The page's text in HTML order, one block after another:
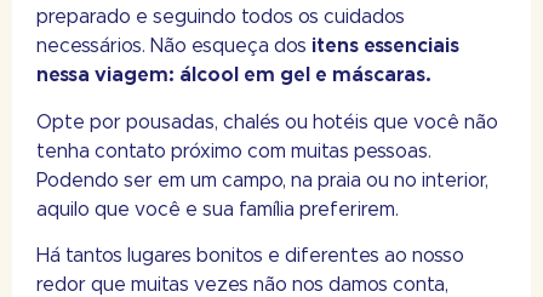
preparado e seguindo todos os cuidados
necessários. Não esqueça dos itens essenciais
nessa viagem: álcool em gel e máscaras.
Opte por pousadas, chalés ou hotéis que você não
tenha contato próximo com muitas pessoas.
Podendo ser em um campo, na praia ou no interior,
aquilo que você e sua família preferirem.
Há tantos lugares bonitos e diferentes ao nosso
redor que muitas vezes não nos damos conta,